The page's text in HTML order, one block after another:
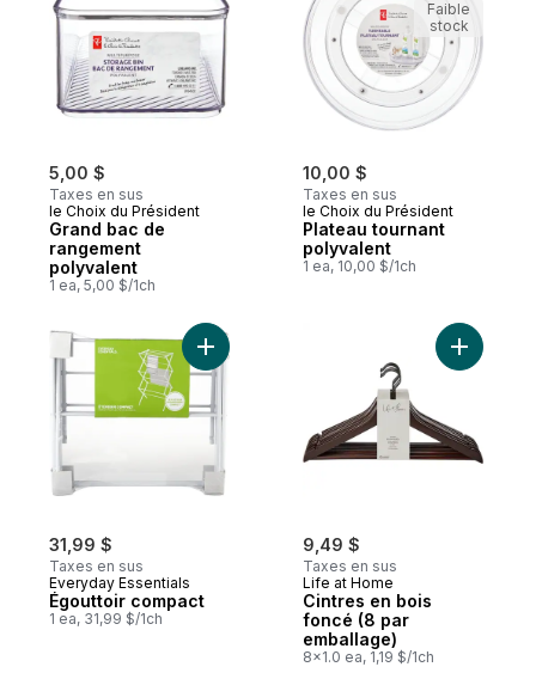
5,00 $
Taxes en sus
le Choix du Président
Grand bac de
rangement
polyvalent
1 ea, 5,00 $/1ch
10,00 $
Taxes en sus
le Choix du Président
Plateau tournant
polyvalent
1 ea, 10,00 $/1ch
Faible
stock
31,99 $
Taxes en sus
Everyday Essentials
Égouttoir compact
1 ea, 31,99 $/1ch
Ajouter Égouttoir compact au panier
9,49 $
Taxes en sus
Life at Home
Cintres en bois
foncé (8 par
emballage)
8x1.0 ea, 1,19 $/1ch
Ajouter